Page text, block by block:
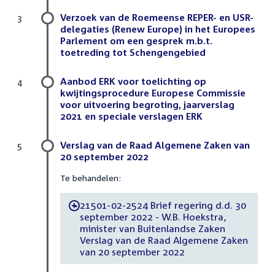
Verzoek van de Roemeense REPER- en USR-
delegaties (Renew Europe) in het Europees
Parlement om een gesprek m.b.t.
toetreding tot Schengengebied
3
Aanbod ERK voor toelichting op
kwijtingsprocedure Europese Commissie
voor uitvoering begroting, jaarverslag
2021 en speciale verslagen ERK
4
Verslag van de Raad Algemene Zaken van
20 september 2022
Te behandelen:
-21501-02-2524 Brief regering d.d. 30
september 2022 - W.B. Hoekstra,
minister van Buitenlandse Zaken
Verslag van de Raad Algemene Zaken
van 20 september 2022
5